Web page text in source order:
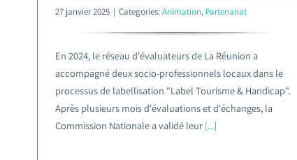
27 janvier 2025 | Categories:Animation, Partenariat
En 2024, le réseau d'évaluateurs de La Réunion a
accompagné deux socio-professionnels locaux dans le
processus de labellisation "Label Tourisme & Handicap".
Après plusieurs mois d'évaluations et d'échanges, la
Commission Nationale a validé leur [...]